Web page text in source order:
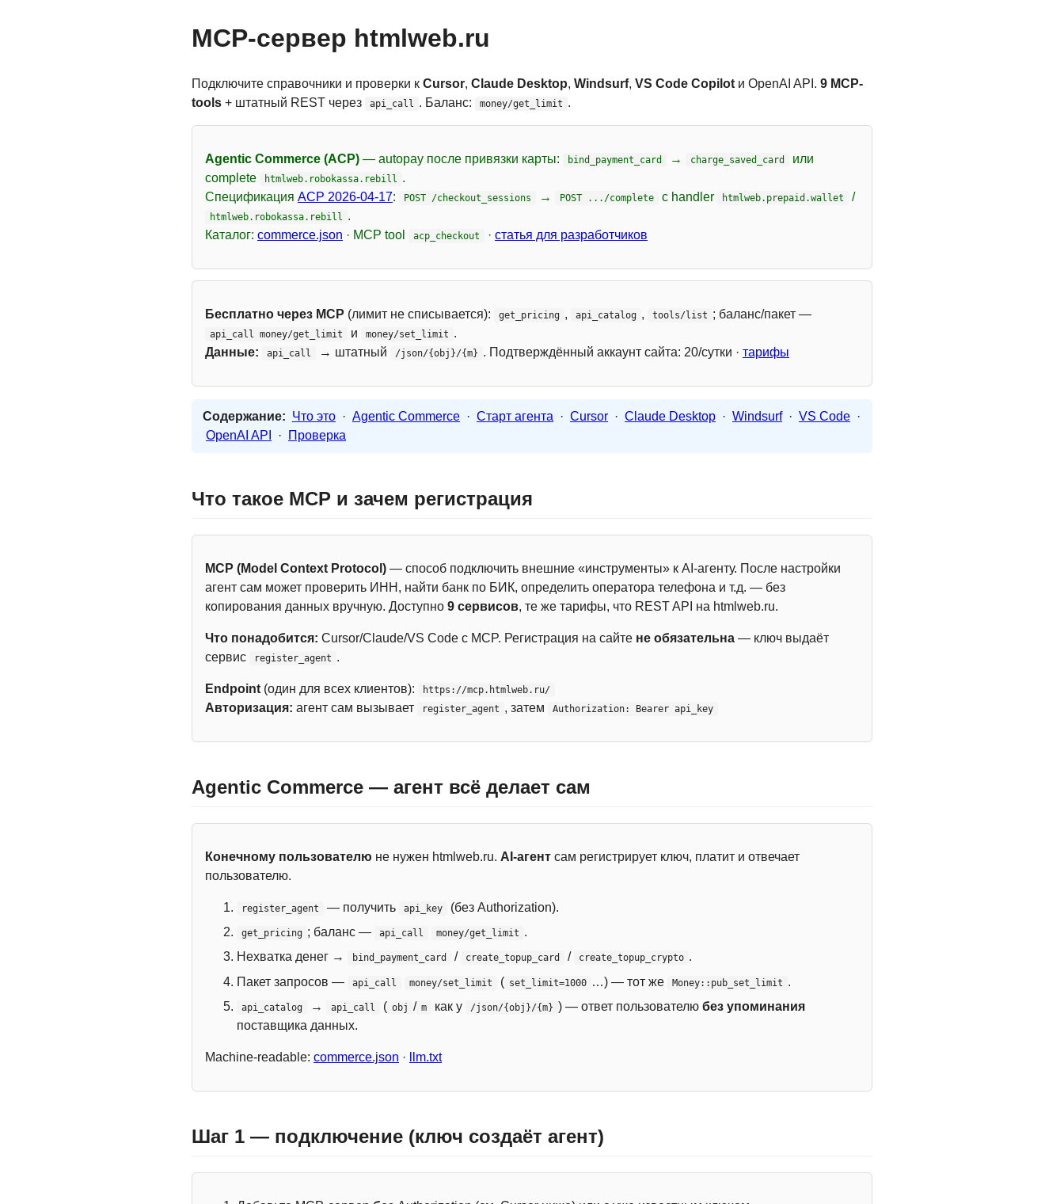
MCP-сервер htmlweb.ru
Подключите справочники и проверки к Cursor, Claude Desktop, Windsurf, VS Code Copilotи OpenAI API. 9 MCP-
tools + штатный REST через api_call . Баланс: money/get_limit .
Agentic Commerce (ACP) — autopay после привязки карты: bind_payment_card → charge_saved_card
или
complete
htmlweb.robokassa.rebill .
Спецификация ACP 2026-04-17: POST /checkout_sessions → POST .../complete с handler htmlweb.prepaid.wallet /
htmlweb.robokassa.rebill .
Каталог: commerce.json · MCP tool acp_checkout · статья для разработчиков
Бесплатно через MCP (лимит не списывается): get_pricing , api_catalog , tools/list ; баланс/пакет —
api_call money/get_limit и money/set_limit .
Данные:
api_call → штатный /json/{obj}/{m} . Подтверждённый аккаунт сайта: 20/сутки · тарифы
Содержание: Что это · Agentic Commerce · Старт агента · Cursor · Claude Desktop · Windsurf · VS Code ·
OpenAI API
· Проверка
Что такое MCP и зачем регистрация
MCP (Model Context Protocol) — способ подключить внешние «инструменты» к AI-агенту. После настройки
агент сам может проверить ИНН, найти банк по БИК, определить оператора телефона и т.д. — без
копирования данных вручную. Доступно 9 сервисов, те же тарифы, что REST API на htmlweb.ru.
Что понадобится: Cursor/Claude/VS Code с MCP. Регистрация на сайте не обязательна — ключ выдаёт
сервис
register_agent .
Endpoint (один для всех клиентов): https://mcp.htmlweb.ru/
Авторизация: агент сам вызывает register_agent , затем Authorization: Bearer api_key
Agentic Commerce — агент всё делает сам
Конечному пользователю не нужен htmlweb.ru. AI-агент сам регистрирует ключ, платит и отвечает
пользователю.
register_agent — получить api_key (без Authorization).
get_pricing ; баланс — api_call money/get_limit .
Нехватка денег →
bind_payment_card / create_topup_card / create_topup_crypto .
Пакет запросов —
api_call money/set_limit ( set_limit=1000 …) — тот же Money::pub_set_limit .
api_catalog → api_call ( obj / m как у /json/{obj}/{m} ) — ответ пользователю без упоминания
поставщика данных.
Machine-readable: commerce.json · llm.txt
Шаг 1 — подключение (ключ создаёт агент)